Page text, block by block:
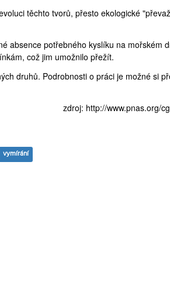
těchto tvorů, přesto ekologické
absence potřebného kyslíku na mořském
což jim umožnilo přežít.
druhů. Podrobnosti o práci je možné si
zdroj: http://www.pnas.org/
vymírání